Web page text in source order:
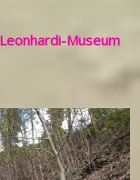
Leonhardi-Museum